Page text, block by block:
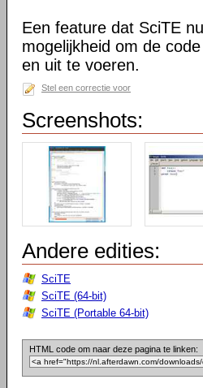
Een feature dat SciTE
mogelijkheid om de
en uit te voeren.
Stel een correctie voor
Screenshots:
Andere edities:
SciTE
SciTE (64-bit)
SciTE (Portable 64-bit)
HTML code om naar deze pagina te linken: